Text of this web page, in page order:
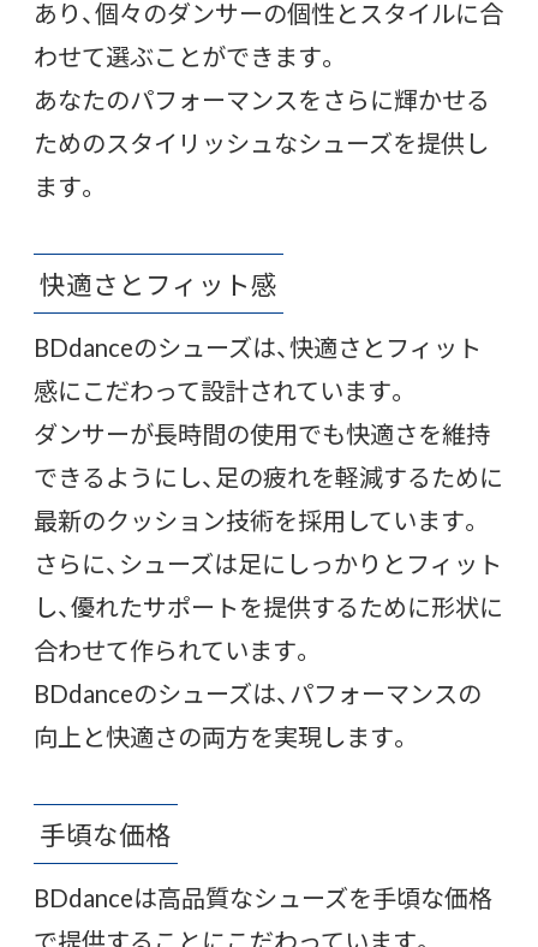
あり、個々のダンサーの個性とスタイルに合
わせて選ぶことができます。
あなたのパフォーマンスをさらに輝かせる
ためのスタイリッシュなシューズを提供し
ます。
快適さとフィット感
BDdanceのシューズは、快適さとフィット
感にこだわって設計されています。
ダンサーが長時間の使用でも快適さを維持
できるようにし、足の疲れを軽減するために
最新のクッション技術を採用しています。
さらに、シューズは足にしっかりとフィット
し、優れたサポートを提供するために形状に
合わせて作られています。
BDdanceのシューズは、パフォーマンスの
向上と快適さの両方を実現します。
手頃な価格
BDdanceは高品質なシューズを手頃な価格